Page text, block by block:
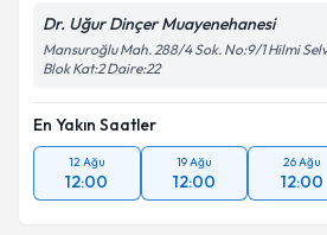
Dr. Uğur Dinçer Muayenehanesi
Mansuroğlu Mah. 288/4 Sok. No:9/1 Hilmi
Blok Kat:2 Daire:22
En Yakın Saatler
12 Ağu
12:00
19 Ağu
12:00
26 Ağu
12:00